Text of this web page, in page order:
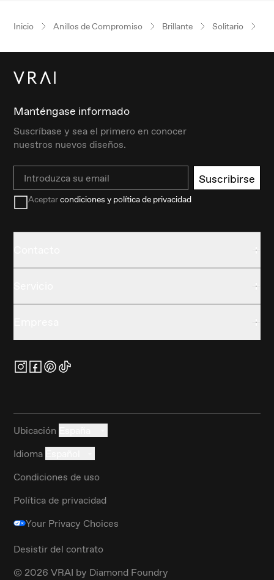
Inicio Anillos de Compromiso Brillante Solitario
Manténgase informado
Suscríbase y sea el primero en conocer
nuestros nuevos diseños.
Email Suscribirse
Aceptarcondiciones y política de privacidad
Ubicación
Idioma
Condiciones de uso
Política de privacidad
Your Privacy Choices
Desistir del contrato
© 2026 VRAI by Diamond Foundry